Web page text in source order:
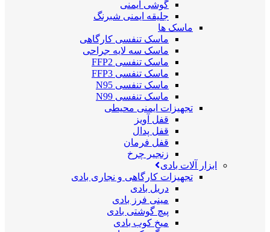
گوشی ایمنی
جلیقه ایمنی شبرنگ
ماسک ها
ماسک تنفسی کارگاهی
ماسک سه لایه جراحی
ماسک تنفسی FFP2
ماسک تنفسی FFP3
ماسک تنفسی N95
ماسک تنفسی N99
تجهیزات ایمنی محیطی
قفل آویز
قفل پدال
قفل فرمان
زنجیر چرخ
ابزار آلات بادی
تجهیزات کارگاهی و نجاری بادی
دریل بادی
مینی فرز بادی
پیچ گوشتی بادی
میخ کوب بادی